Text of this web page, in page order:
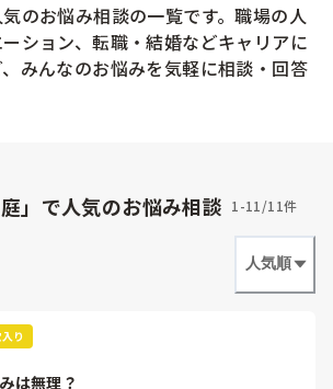
のお悩み相談の一覧です。職場の人
ション、転職・結婚などキャリアに
みんなのお悩みを気軽に相談・回答
」で人気のお悩み相談 1-11/11件
人気順
り
は無理？